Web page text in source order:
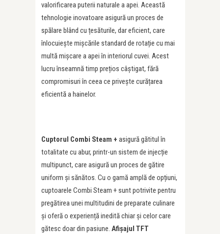
valorificarea puterii naturale a apei. Această
tehnologie inovatoare asigură un proces de
spălare blând cu țesăturile, dar eficient, care
înlocuiește mișcările standard de rotație cu mai
multă mișcare a apei în interiorul cuvei. Acest
lucru înseamnă timp prețios câștigat, fără
compromisuri în ceea ce privește curățarea
eficientă a hainelor.
Cuptorul Combi Steam + asigură gătitul în
totalitate cu abur, printr-un sistem de injecție
multipunct, care asigură un proces de gătire
uniform și sănătos. Cu o gamă amplă de opțiuni,
cuptoarele Combi Steam + sunt potrivite pentru
pregătirea unei multitudini de preparate culinare
și oferă o experiență inedită chiar și celor care
gătesc doar din pasiune. Afișajul TFT